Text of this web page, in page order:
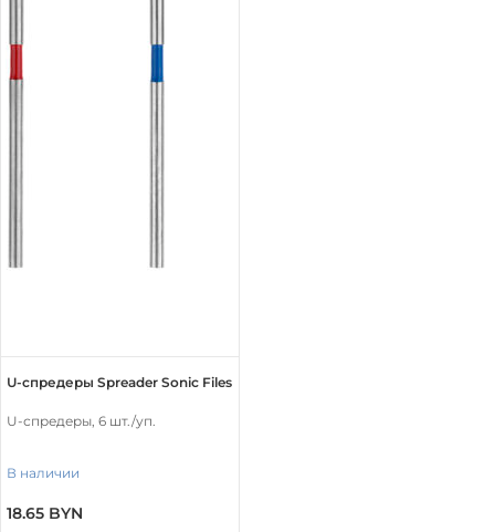
U-спредеры Spreader Sonic Files
U-спредеры, 6 шт./уп.
В наличии
Этот
18.65 BYN